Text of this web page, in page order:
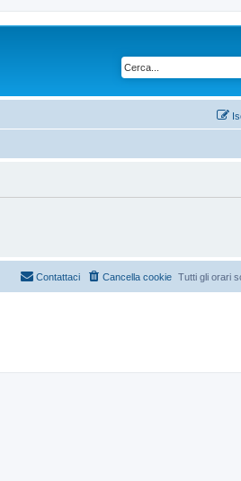
Tutti gli orari
Cancella cookie
Contattaci